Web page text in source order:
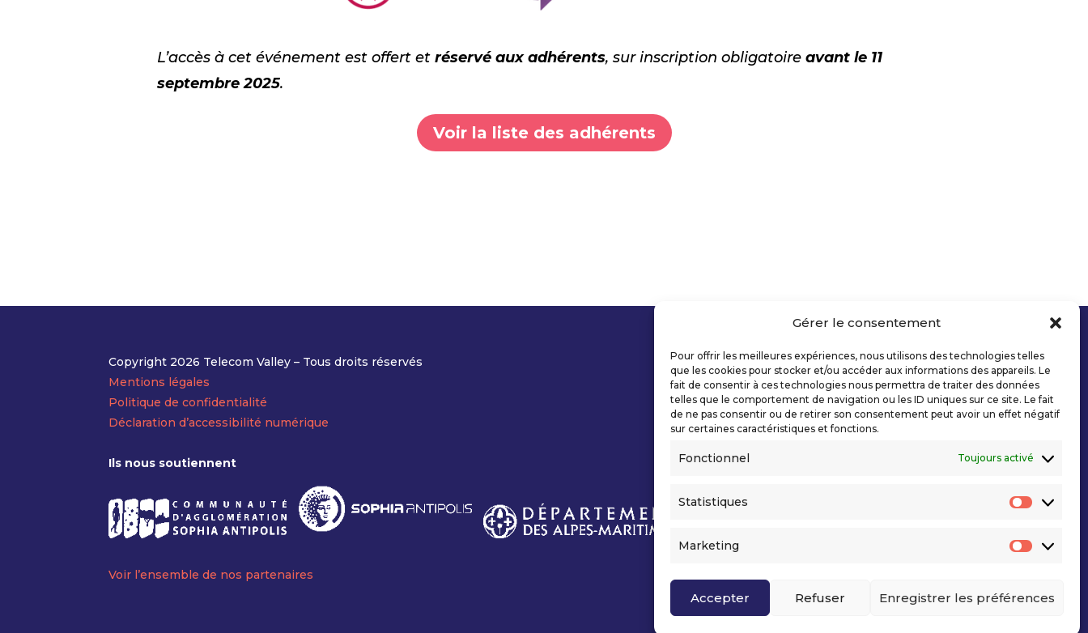
Gérer le consentement
Pour offrir les meilleures expériences, nous utilisons des technologies telles
que les cookies pour stocker et/ou accéder aux informations des appareils. Le
fait de consentir à ces technologies nous permettra de traiter des données
telles que le comportement de navigation ou les ID uniques sur ce site. Le fait
de ne pas consentir ou de retirer son consentement peut avoir un effet négatif
sur certaines caractéristiques et fonctions.
Fonctionnel Toujours activé
Statistiques
Marketing
Accepter Refuser Enregistrer les préférences
L’accès à cet événement est offert et réservé aux adhérents, surinscription obligatoire avant le 11
septembre 2025.
Voir la liste des adhérents
Copyright 2026 Telecom Valley – Tous droits réservés
Mentions légales
Politique de confidentialité
Déclaration d’accessibilité numérique
Ils nous soutiennent
Voir l’ensemble de nos partenaires